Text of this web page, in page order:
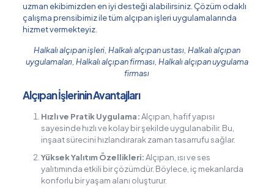
uzman ekibimizden en iyi desteği alabilirsiniz. Çözüm odaklı
çalışma prensibimiz ile tüm alçıpan işleri uygulamalarında
hizmet vermekteyiz.
Halkalı alçıpan işleri, Halkalı alçıpan ustası, Halkalı alçıpan
uygulamaları, Halkalı alçıpan firması, Halkalı alçıpan uygulama
firması
Alçıpan İşlerinin Avantajları
Hızlı ve Pratik Uygulama:Alçıpan, hafif yapısı
sayesinde hızlı ve kolay bir şekilde uygulanabilir. Bu,
inşaat sürecini hızlandırarak zaman tasarrufu sağlar.
Yüksek Yalıtım Özellikleri:Alçıpan, ısı ve ses
yalıtımında etkili bir çözümdür. Böylece, iç mekanlarda
konforlu bir yaşam alanı oluşturur.